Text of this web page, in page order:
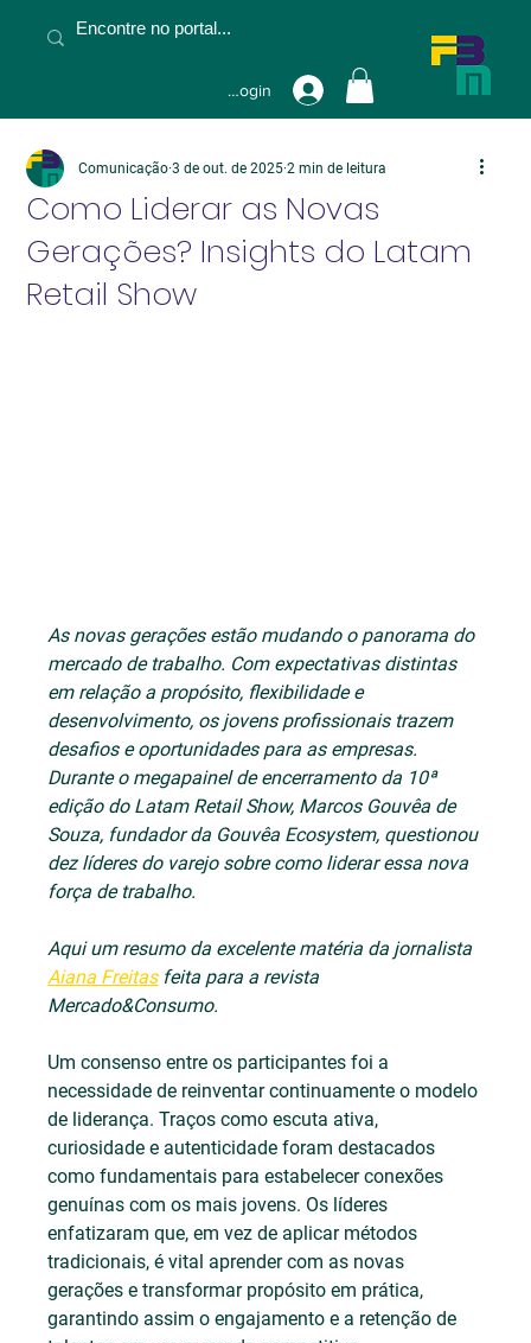
Fazer Login
Como Liderar as Novas
Gerações? Insights do Latam
Retail Show
Comunicação 3 de out. de 2025 2 min de leitura
As novas gerações estão mudando o panorama do
mercado de trabalho. Com expectativas distintas
em relação a propósito, flexibilidade e
desenvolvimento, os jovens profissionais trazem
desafios e oportunidades para as empresas.
Durante o megapainel de encerramento da 10ª
edição do Latam Retail Show, Marcos Gouvêa de
Souza, fundador da Gouvêa Ecosystem, questionou
dez líderes do varejo sobre como liderar essa nova
força de trabalho.
Aqui um resumo da excelente matéria da jornalista
Aiana Freitas feita para a revista
Mercado&Consumo.
Um consenso entre os participantes foi a
necessidade de reinventar continuamente o modelo
de liderança. Traços como escuta ativa,
curiosidade e autenticidade foram destacados
como fundamentais para estabelecer conexões
genuínas com os mais jovens. Os líderes
enfatizaram que, em vez de aplicar métodos
tradicionais, é vital aprender com as novas
gerações e transformar propósito em prática,
garantindo assim o engajamento e a retenção de